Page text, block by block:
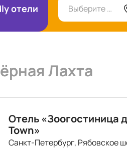
отели Выберите город
Лахта
Отель «Зоогостиница
Town»
Санкт-Петербург, Рябовское